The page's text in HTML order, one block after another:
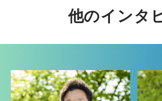
他のインタ